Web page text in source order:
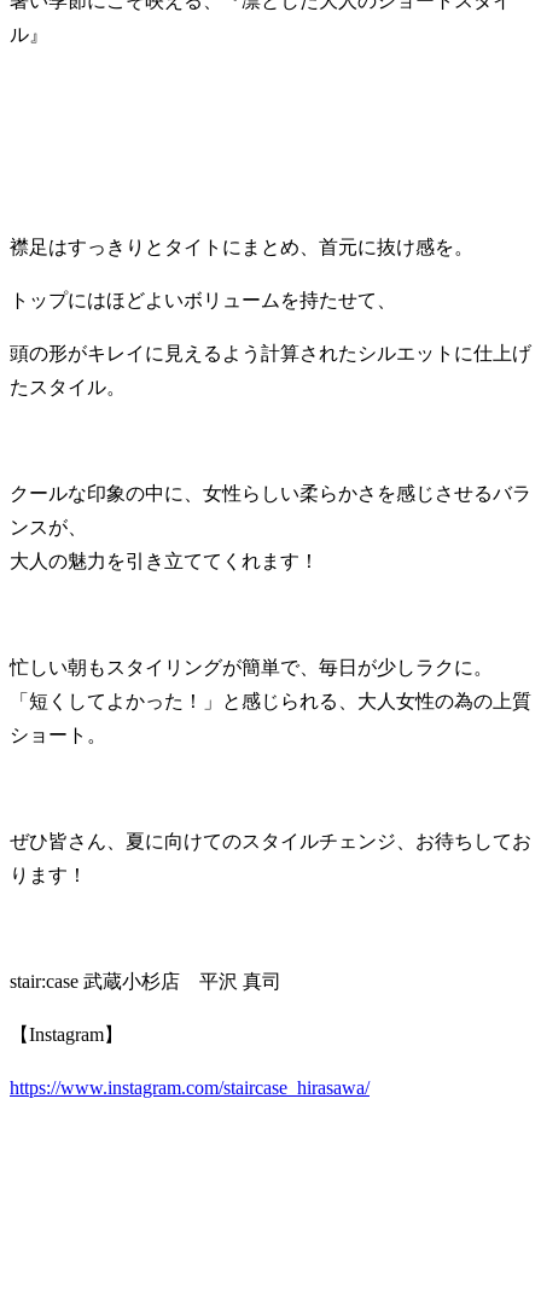
ル』
襟足はすっきりとタイトにまとめ、首元に抜け感を。
トップにはほどよいボリュームを持たせて、
頭の形がキレイに見えるよう計算されたシルエットに仕上げ
たスタイル。
クールな印象の中に、女性らしい柔らかさを感じさせるバラ
ンスが、
大人の魅力を引き立ててくれます！
忙しい朝もスタイリングが簡単で、毎日が少しラクに。
「短くしてよかった！」と感じられる、大人女性の為の上質
ショート。
ぜひ皆さん、夏に向けてのスタイルチェンジ、お待ちしてお
ります！
stair:case 武蔵小杉店 平沢 真司
【Instagram】
https://www.instagram.com/staircase_hirasawa/